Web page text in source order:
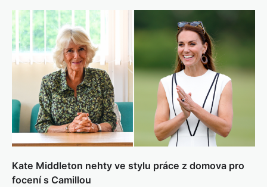
Kate Middleton nehty ve stylu práce z domova pro
focení s Camillou